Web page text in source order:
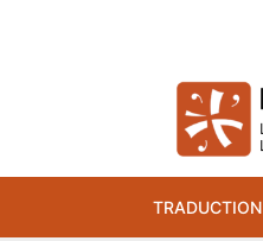
TRADUCTION